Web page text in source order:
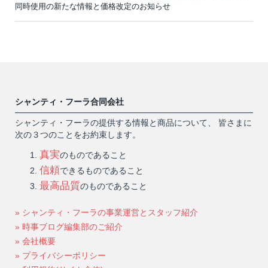
同時使用の新たな情報と価格改定のお知らせ
シャンティ・フーラ合同会社
シャンティ・フーラの提供する情報と商品について、 皆さまに
次の３つのことをお約束します。
真実のものであること
信頼できるものであること
最高品質のものであること
» シャンティ・フーラの事業運営とスタッフ紹介
» 時事ブログ編集部のご紹介
» 会社概要
» プライバシーポリシー